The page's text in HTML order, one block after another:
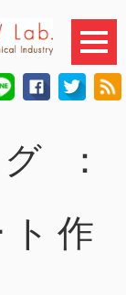
：
作